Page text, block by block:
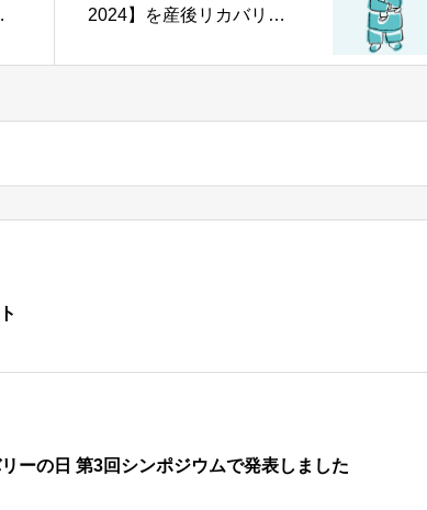
2024】を産後リカバリー
発表しました
ーの日 第3回シンポジウムで発表しました